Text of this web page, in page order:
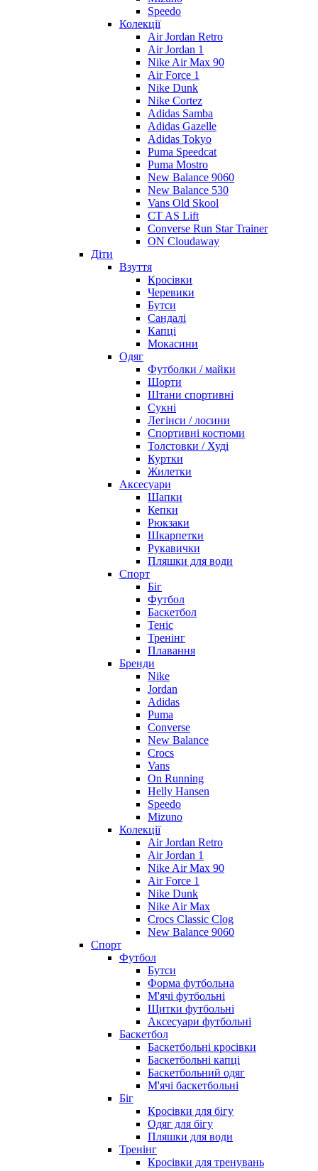
Speedo
Колекції
Air Jordan Retro
Air Jordan 1
Nike Air Max 90
Air Force 1
Nike Dunk
Nike Cortez
Adidas Samba
Adidas Gazelle
Adidas Tokyo
Puma Speedcat
Puma Mostro
New Balance 9060
New Balance 530
Vans Old Skool
CT AS Lift
Converse Run Star Trainer
ON Cloudaway
Діти
Взуття
Кросівки
Черевики
Бутси
Сандалі
Капці
Мокасини
Одяг
Футболки / майки
Шорти
Штани спортивні
Сукні
Легінси / лосини
Спортивні костюми
Толстовки / Худі
Куртки
Жилетки
Аксесуари
Шапки
Кепки
Рюкзаки
Шкарпетки
Рукавички
Пляшки для води
Спорт
Біг
Футбол
Баскетбол
Теніс
Тренінг
Плавання
Бренди
Nike
Jordan
Adidas
Puma
Converse
New Balance
Crocs
Vans
On Running
Helly Hansen
Speedo
Mizuno
Колекції
Air Jordan Retro
Air Jordan 1
Nike Air Max 90
Air Force 1
Nike Dunk
Nike Air Max
Crocs Classic Clog
New Balance 9060
Спорт
Футбол
Бутси
Форма футбольна
М'ячі футбольні
Щитки футбольні
Аксесуари футбольні
Баскетбол
Баскетбольні кросівки
Баскетбольні капці
Баскетбольний одяг
М'ячі баскетбольні
Біг
Кросівки для бігу
Одяг для бігу
Пляшки для води
Тренінг
Кросівки для тренувань